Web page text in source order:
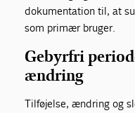
dokumentation til, at
som primær bruger.
Gebyrfri
ændring
Tilføjelse, ændring og